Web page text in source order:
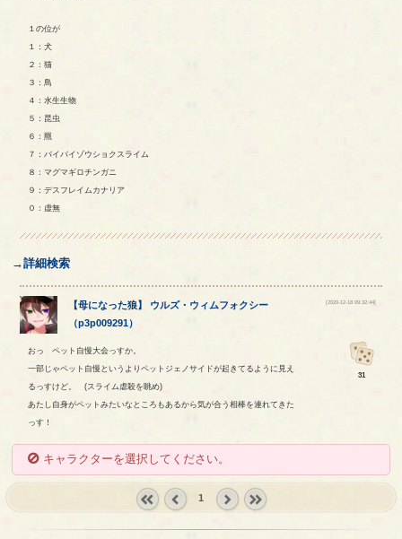
１の位が
１：犬
２：猫
３：鳥
４：水生生物
５：昆虫
６：羆
７：バイバイゾウショクスライム
８：マグマギロチンガニ
９：デスフレイムカナリア
０：虚無
→詳細検索
【母になった狼】 ウルズ・ ウィムフォクシー
（p3p009291）
[2020-12-18 09:32:44]
おっ ペット自慢大会っすか。
一部じゃペット自慢というよりペットジェノサイドが起きてるように見え
るっすけど。 (スライム虐殺を眺め)
あたし自身がペットみたいなところもあるから気が合う相棒を連れてきた
っす！
31
キャラクターを選択してください。
1